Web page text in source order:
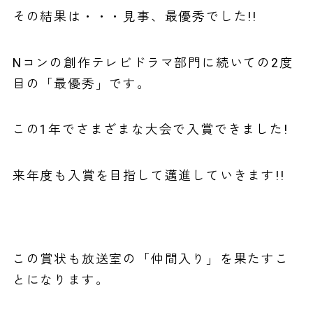
その結果は・・・見事、最優秀でした!!
Nコンの創作テレビドラマ部門に続いての2度
目の「最優秀」です。
この1年でさまざまな大会で入賞できました!
来年度も入賞を目指して邁進していきます!!
この賞状も放送室の「仲間入り」を果たすこ
とになります。